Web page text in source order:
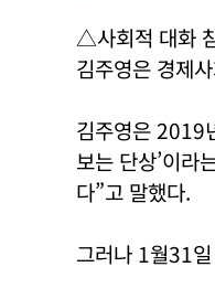
△사회적 대화
김주영은 경제
김주영은 2019
보는 단상’이라
다”고 말했다.
그러나 1월31